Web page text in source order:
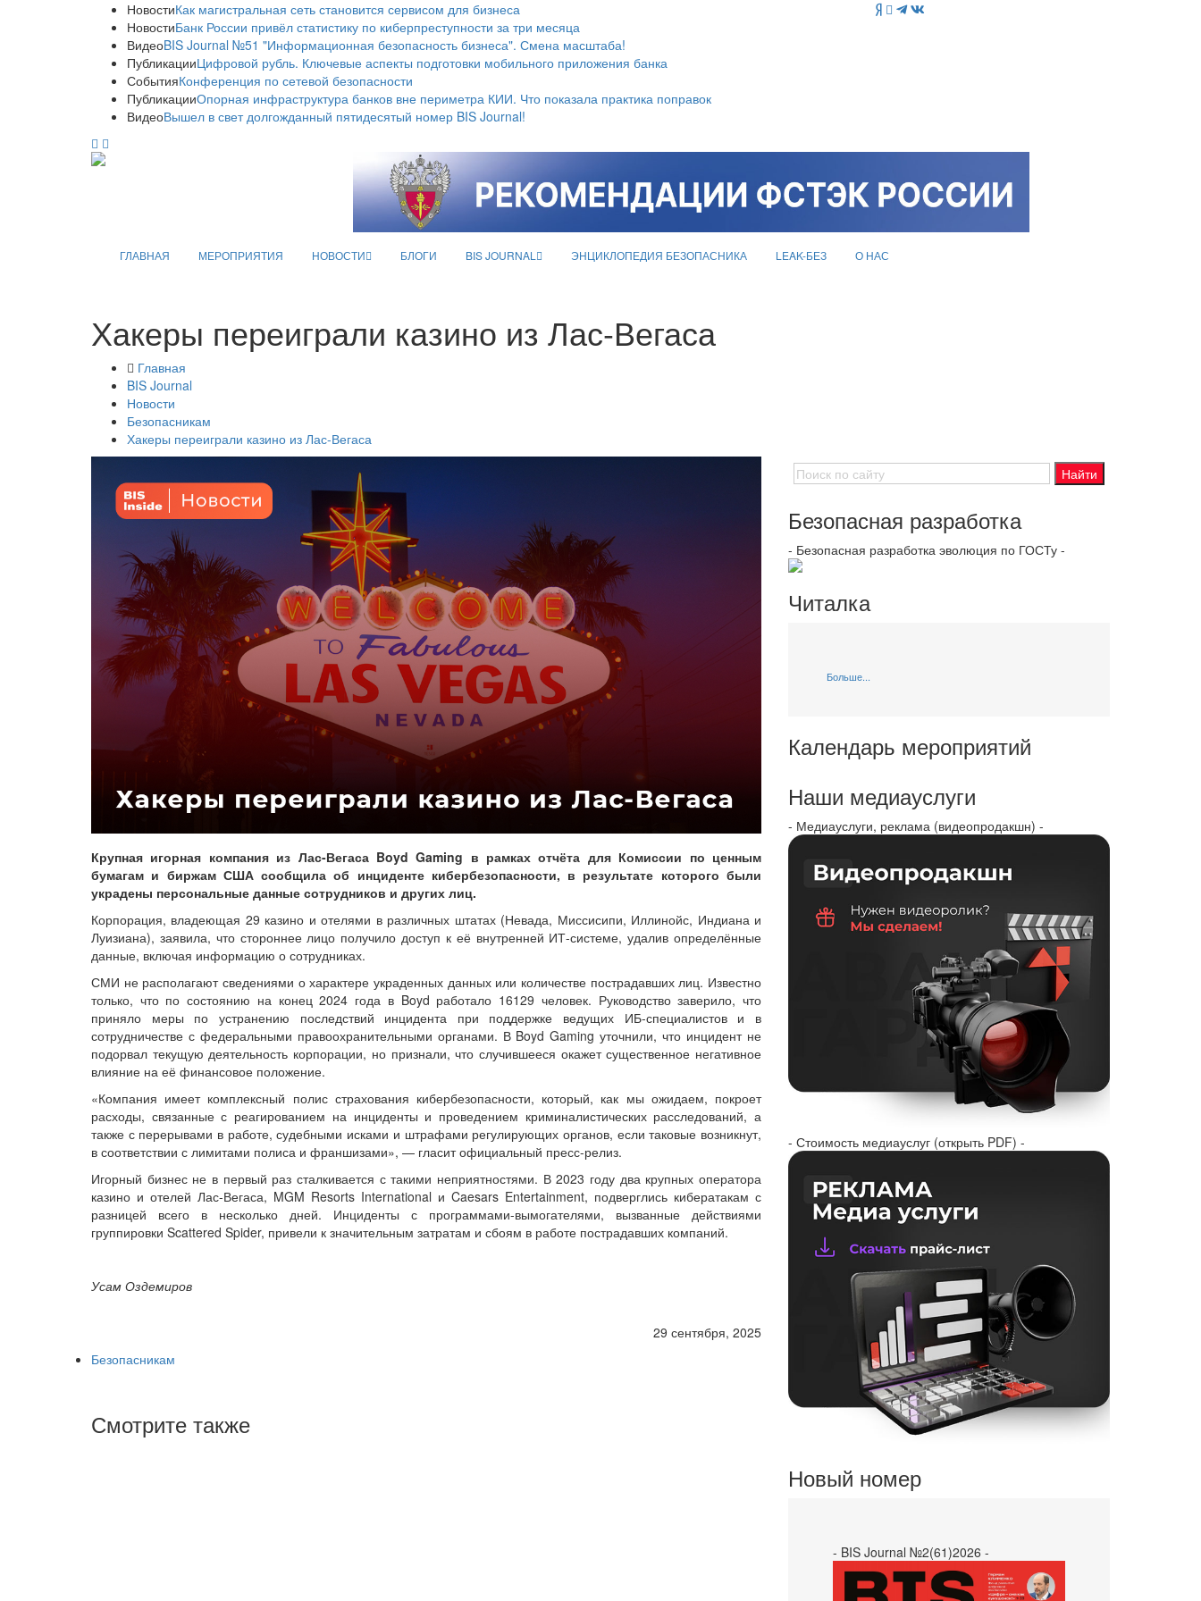
НовостиКак магистральная сеть становится сервисом для бизнеса
НовостиБанк России привёл статистику по киберпреступности за три месяца
ВидеоBIS Journal №51 "Информационная безопасность бизнеса". Смена масштаба!
ПубликацииЦифровой рубль. Ключевые аспекты подготовки мобильного приложения банка
СобытияКонференция по сетевой безопасности
ПубликацииОпорная инфраструктура банков вне периметра КИИ. Что показала практика поправок
ВидеоВышел в свет долгожданный пятидесятый номер BIS Journal!
ГЛАВНАЯ МЕРОПРИЯТИЯ НОВОСТИ БЛОГИ BIS JOURNAL ЭНЦИКЛОПЕДИЯ БЕЗОПАСНИКА LEAK-БЕЗ О НАС
Хакеры переиграли казино из Лас-Вегаса
Главная
BIS Journal
Новости
Безопасникам
Хакеры переиграли казино из Лас-Вегаса
Крупная игорная компания из Лас-Вегаса Boyd Gaming в рамках отчёта для Комиссии по ценным
бумагам и биржам США сообщила об инциденте кибербезопасности, в результате которого были
украдены персональные данные сотрудников и других лиц.
Корпорация, владеющая 29 казино и отелями в различных штатах (Невада, Миссисипи, Иллинойс, Индиана и
Луизиана), заявила, что стороннее лицо получило доступ к её внутренней ИТ-системе, удалив определённые
данные, включая информацию о сотрудниках.
СМИ не располагают сведениями о характере украденных данных или количестве пострадавших лиц. Известно
только, что по состоянию на конец 2024 года в Boyd работало 16129 человек. Руководство заверило, что
приняло меры по устранению последствий инцидента при поддержке ведущих ИБ-специалистов и в
сотрудничестве с федеральными правоохранительными органами. В Boyd Gaming уточнили, что инцидент не
подорвал текущую деятельность корпорации, но признали, что случившееся окажет существенное негативное
влияние на её финансовое положение.
«Компания имеет комплексный полис страхования кибербезопасности, который, как мы ожидаем, покроет
расходы, связанные с реагированием на инциденты и проведением криминалистических расследований, а
также с перерывами в работе, судебными исками и штрафами регулирующих органов, если таковые возникнут,
в соответствии с лимитами полиса и франшизами», — гласит официальный пресс-релиз.
Игорный бизнес не в первый раз сталкивается с такими неприятностями. В 2023 году два крупных оператора
казино и отелей Лас-Вегаса, MGM Resorts International и Caesars Entertainment, подверглись кибератакам с
разницей всего в несколько дней. Инциденты с программами-вымогателями, вызванные действиями
группировки Scattered Spider, привели к значительным затратам и сбоям в работе пострадавших компаний.
Усам Оздемиров
29 сентября, 2025
Безопасникам
Смотрите также
Безопасная разработка
- Безопасная разработка эволюция по ГОСТу -
Читалка
Больше...
Календарь мероприятий
Наши медиауслуги
- Медиауслуги, реклама (видеопродакшн) -
- Стоимость медиауслуг (открыть PDF) -
Новый номер
- BIS Journal №2(61)2026 -